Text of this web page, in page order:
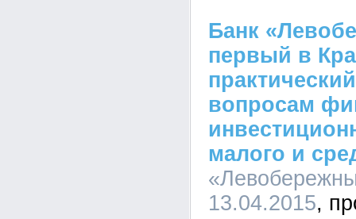
Банк
первый в
вопросам
малого и
13.04.2015